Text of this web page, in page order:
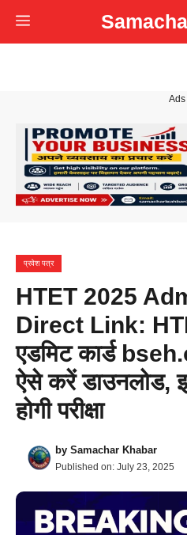
Skip
to
Menu
Ads
प्रवेश पत्र
HTET 2025
Direct Link:
एडमिट कार्ड
ऐसे करें डाउनलोड,
होगी परीक्षा
by Samachar Khabar
Published on: July 23, 2025